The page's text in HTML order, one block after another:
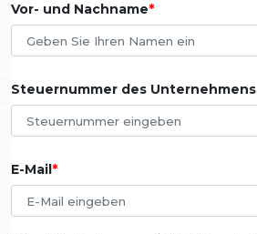
Vor- und Nachname
Steuernummer des Unternehmens
E-Mail